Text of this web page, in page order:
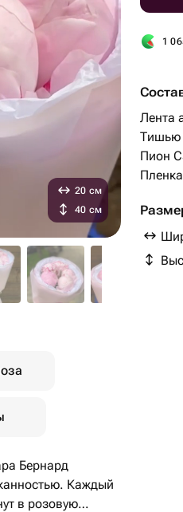
1
Лента
Тишью
Пион
20 см
40 см
Бернард
Каждый
в розовую